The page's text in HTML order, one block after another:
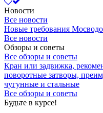
Гарантийный срок со дня
товара.
Диаметр
Диаметр
Характеризует размер
трубопровода
Давление
Давление
Новости
Все новости
Новые требования
Все новости
Обзоры и советы
Все обзоры и советы
Кран или задвижка,
поворотные затворы,
чугунные и стальные
Все обзоры и советы
Будьте в курсе!